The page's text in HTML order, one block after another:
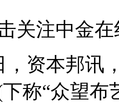
关注中金
本邦讯，
称“众望布